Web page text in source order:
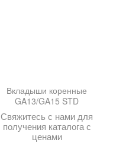
Вкладыши коренные
GA13/GA15 STD
Свяжитесь с нами для
получения каталога с
ценами